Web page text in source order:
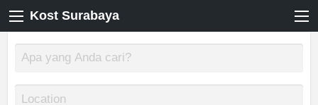
Kost Surabaya